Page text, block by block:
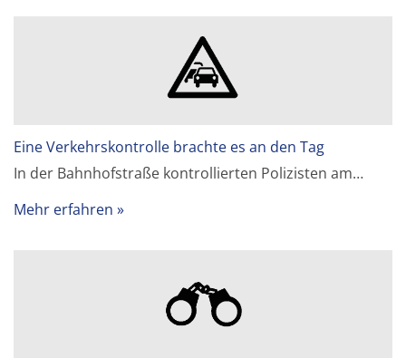
Eine Verkehrskontrolle brachte es an den Tag
In der Bahnhofstraße kontrollierten Polizisten am…
Mehr erfahren